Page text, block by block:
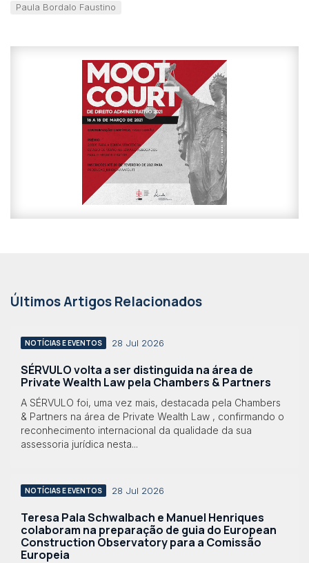
Paula Bordalo Faustino
Últimos Artigos Relacionados
NOTÍCIAS E EVENTOS 28 Jul 2026
SÉRVULO volta a ser distinguida na área de
Private Wealth Law pela Chambers & Partners
A SÉRVULO foi, uma vez mais, destacada pela Chambers
& Partners na área de Private Wealth Law , confirmando o
reconhecimento internacional da qualidade da sua
assessoria jurídica nesta...
NOTÍCIAS E EVENTOS 28 Jul 2026
Teresa Pala Schwalbach e Manuel Henriques
colaboram na preparação de guia do European
Construction Observatory para a Comissão
Europeia